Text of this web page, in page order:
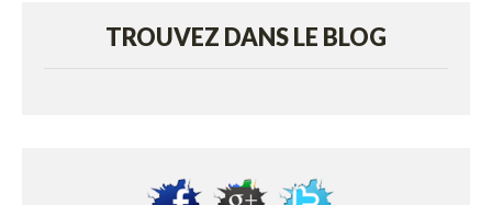
TROUVEZ DANS LE BLOG